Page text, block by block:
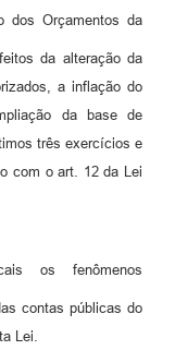
dos Orçamentos da
da alteração da
a inflação do
da base de
três exercícios e
com o art. 12 da Lei
os fenômenos
contas públicas do
Lei.